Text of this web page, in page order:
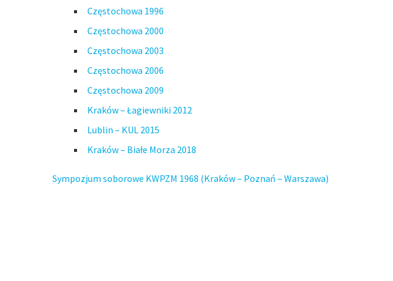
Częstochowa 1996
Częstochowa 2000
Częstochowa 2003
Częstochowa 2006
Częstochowa 2009
Kraków – Łagiewniki 2012
Lublin – KUL 2015
Kraków – Białe Morza 2018
Sympozjum soborowe KWPZM 1968 (Kraków – Poznań – Warszawa)